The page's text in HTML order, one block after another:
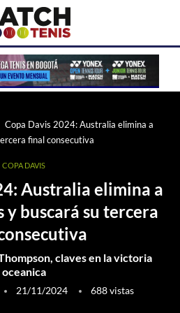
Copa Davis 2024: Australia elimina a
final consecutiva
COPA DAVIS
Australia elimina a
y buscará su tercera
claves en la victoria
oceanica
21/11/2024 688vistas